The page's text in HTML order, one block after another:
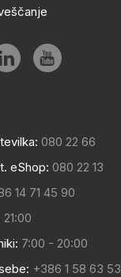
080 22 66
eShop: 080 22 13
14 71 45 90
7:00 - 20:00
+386 1 58 63